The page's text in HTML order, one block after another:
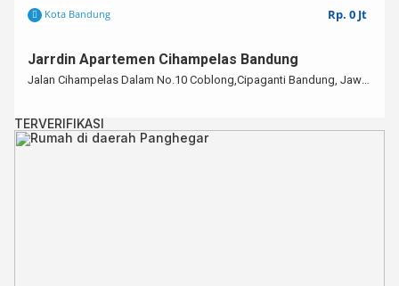
Kota Bandung Rp. 0 Jt
Jarrdin Apartemen Cihampelas Bandung
Jalan Cihampelas Dalam No.10 Coblong,Cipaganti Bandung, Jawa Barat
TERVERIFIKASI